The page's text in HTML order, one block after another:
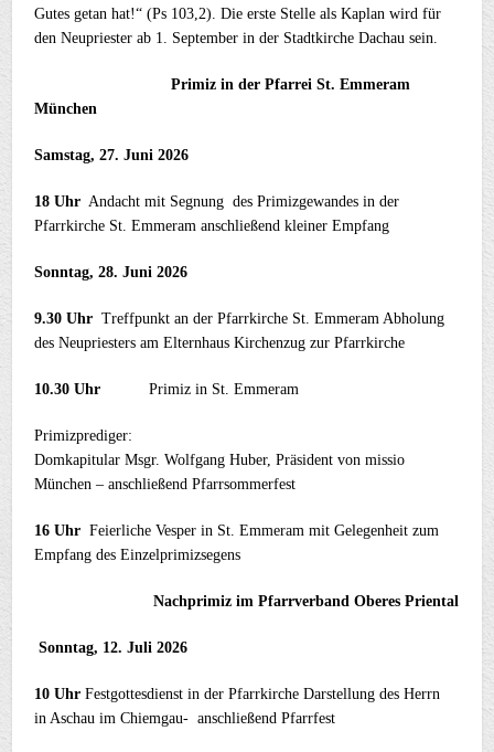
Gutes getan hat!“ (Ps 103,2). Die erste Stelle als Kaplan wird für
den Neupriester ab 1. September in der Stadtkirche Dachau sein.
Primiz in der Pfarrei St. Emmeram
München
Samstag, 27. Juni 2026
18 Uhr Andacht mit Segnung des Primizgewandes in der
Pfarrkirche St. Emmeram anschließend kleiner Empfang
Sonntag, 28. Juni 2026
9.30 Uhr Treffpunkt an der Pfarrkirche St. Emmeram Abholung
des Neupriesters am Elternhaus Kirchenzug zur Pfarrkirche
10.30 Uhr Primiz in St. Emmeram
Primizprediger:
Domkapitular Msgr. Wolfgang Huber, Präsident von missio
München – anschließend Pfarrsommerfest
16 Uhr Feierliche Vesper in St. Emmeram mit Gelegenheit zum
Empfang des Einzelprimizsegens
Nachprimiz im Pfarrverband Oberes Priental
Sonntag, 12. Juli 2026
10 Uhr Festgottesdienst in der Pfarrkirche Darstellung des Herrn
in Aschau im Chiemgau- anschließend Pfarrfest